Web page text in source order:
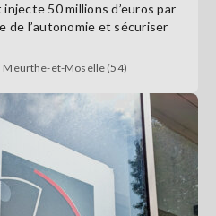
50 millions d’euros par
de l’autonomie et sécuriser
Meurthe-et-Moselle (54)